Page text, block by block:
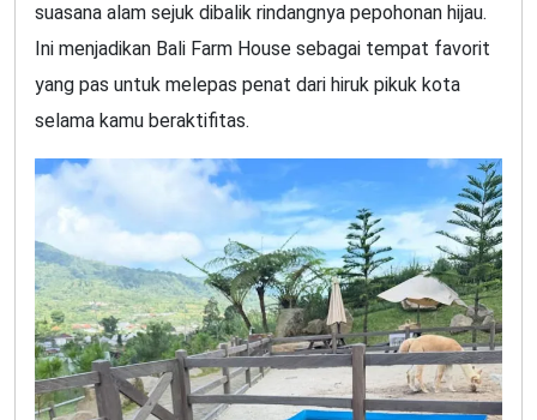
suasana alam sejuk dibalik rindangnya pepohonan hijau.
Ini menjadikan Bali Farm House sebagai tempat favorit
yang pas untuk melepas penat dari hiruk pikuk kota
selama kamu beraktifitas.